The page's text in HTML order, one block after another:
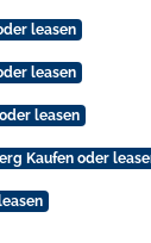
leasen
leasen
leasen
Kaufen oder